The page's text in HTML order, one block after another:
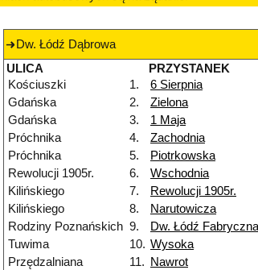
Dw. Łódź Dąbrowa
ULICA
PRZYSTANEK
Kościuszki
1. 6 Sierpnia
Gdańska
2. Zielona
Gdańska
3. 1 Maja
Próchnika
4. Zachodnia
Próchnika
5. Piotrkowska
Rewolucji 1905r.
6. Wschodnia
Kilińskiego
7. Rewolucji 1905r.
Kilińskiego
8. Narutowicza
Rodziny Poznańskich 9. Dw. Łódź Fabryczna
Tuwima
10. Wysoka
Przędzalniana
11. Nawrot